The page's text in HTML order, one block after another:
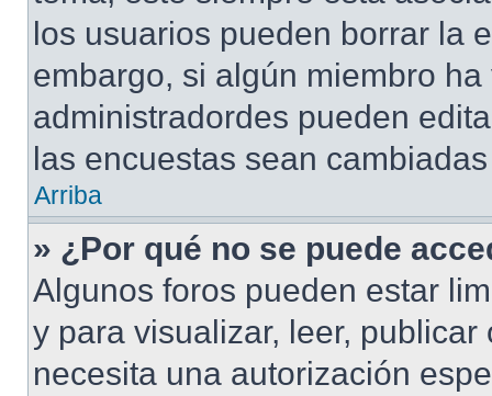
los usuarios pueden borrar la
embargo, si algún miembro
administradordes pueden
las encuestas sean
Arriba
» ¿Por qué no se puede
Algunos foros pueden estar
y para visualizar, leer,
necesita una autorización